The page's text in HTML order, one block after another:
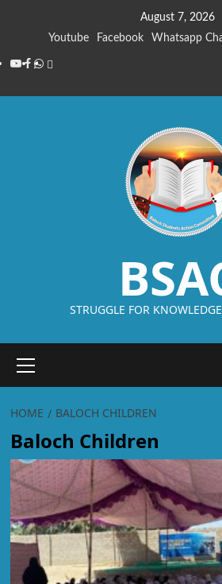
August 7, 2026
Youtube
Facebook Whatsapp
STRUGGLE FOR
HOME BALOCH CHILDREN
Baloch Children